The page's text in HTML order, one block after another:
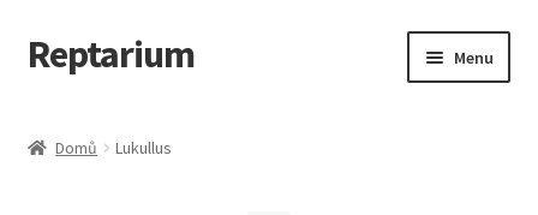
Přeskočit
na
Přejít
k
webu
Reptarium Menu
Domů Lukullus